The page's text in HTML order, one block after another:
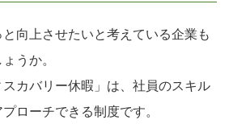
向上させたいと考えている企業も
うか。
カバリー休暇」は、社員のスキル
ローチできる制度です。